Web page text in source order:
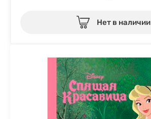
Нет в наличии